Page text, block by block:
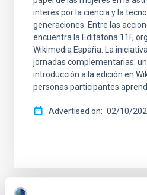
interés por la ciencia y la
generaciones. Entre las
encuentra la Editatona 11F,
Wikimedia España. La
jornadas complementarias:
introducción a la edición en
personas participantes
Advertised on 02/10/